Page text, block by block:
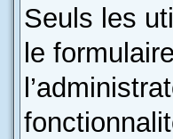
Seuls les
le